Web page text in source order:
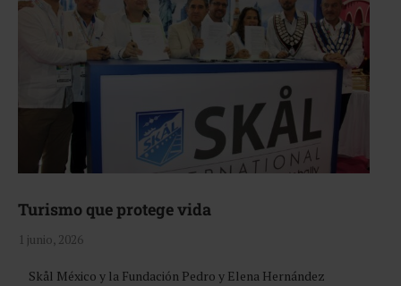
Turismo que protege vida
1 junio, 2026
Skål México y la Fundación Pedro y Elena Hernández